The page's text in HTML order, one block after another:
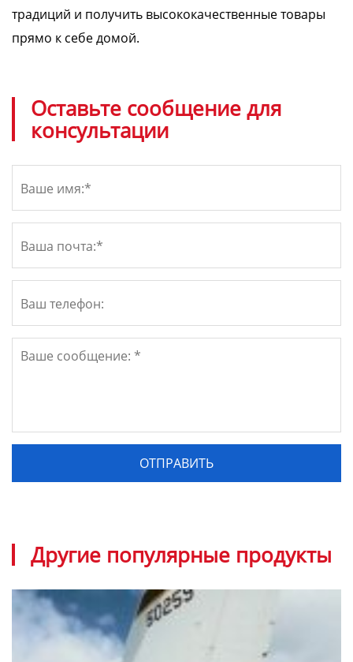
традиций и получить высококачественные товары
прямо к себе домой.
Оставьте сообщение для
консультации
Другие популярные продукты